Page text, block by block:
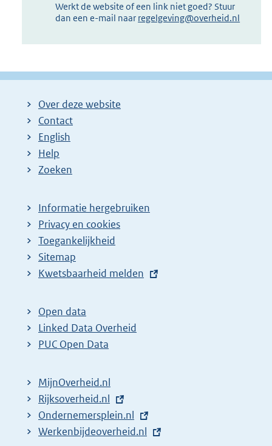
Werkt de website of een link niet goed? Stuur
dan een e-mail naar regelgeving@overheid.nl
Over deze website
Contact
English
Help
Zoeken
Informatie hergebruiken
Privacy en cookies
Toegankelijkheid
Sitemap
E
t
e
r
l
i
n
k
Kwetsbaarheid melden
Open data
Linked Data Overheid
PUC Open Data
MijnOverheid.nl
E
x
t
Rijksoverheid.nl
E
x
Ondernemersplein.nl
E
Werkenbijdeoverheid.nl